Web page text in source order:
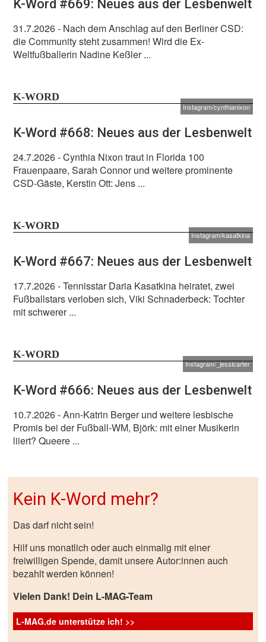
K-Word #669: Neues aus der Lesbenwelt
31.7.2026- Nach dem Anschlag auf den Berliner CSD:
die Community steht zusammen! Wird die Ex-
Weltfußballerin Nadine Keßler ...
K-WORD
Instagram/cynthianixon
K-Word #668: Neues aus der Lesbenwelt
24.7.2026- Cynthia Nixon traut in Florida 100
Frauenpaare, Sarah Connor und weitere prominente
CSD-Gäste, Kerstin Ott: Jens ...
K-WORD
Instagram/kasatkina
K-Word #667: Neues aus der Lesbenwelt
17.7.2026- Tennisstar Daria Kasatkina heiratet, zwei
Fußballstars verloben sich, Viki Schnaderbeck: Tochter
mit schwerer ...
K-WORD
Instagram/_jesslcarter
K-Word #666: Neues aus der Lesbenwelt
10.7.2026- Ann-Katrin Berger und weitere lesbische
Promis bei der Fußball-WM, Björk: mit einer Musikerin
liiert? Queere ...
Kein K-Word mehr?
Das darf nicht sein!
Hilf uns monatlich oder auch einmalig mit einer
freiwilligen Spende, damit unsere Autor:innen auch
bezahlt werden können!
Vielen Dank! Dein L-MAG-Team
L-MAG.de unterstütze ich! >>